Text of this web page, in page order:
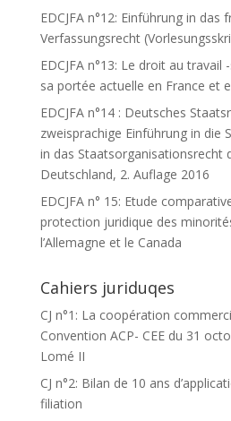
EDCJFA n°12: Einführung in das
Verfassungsrecht
EDCJFA n°13: Le droit au
sa portée actuelle en France et
EDCJFA n°14 : Deutsches
zweisprachige Einführung in die
in das Staatsorganisationsrecht
Deutschland, 2. Auflage 2016
EDCJFA n° 15: Etude
protection juridique des
l’Allemagne et le Canada
Cahiers juriduqes
CJ n°1: La coopération
Convention ACP- CEE du 31
Lomé II
CJ n°2: Bilan de 10 ans
filiation